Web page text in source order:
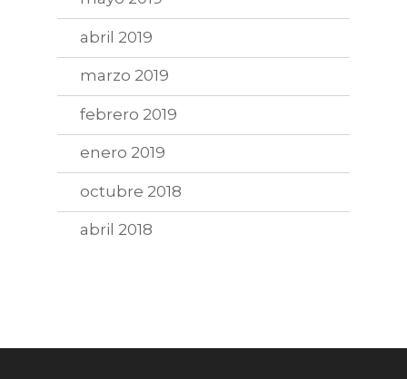
abril 2019
marzo 2019
febrero 2019
enero 2019
octubre 2018
abril 2018